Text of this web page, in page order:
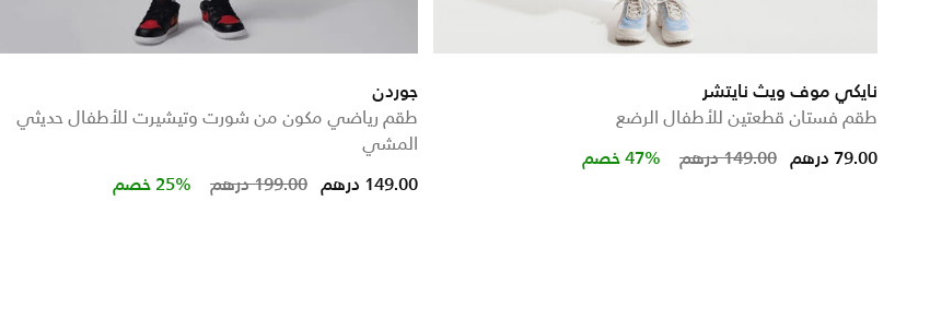
نايكي موف ويث نايتشر
طقم فستان قطعتين للأطفال الرضع
Price reduced from149.00 درهم to 79.00 درهم 47% خصم
جوردن
طقم رياضي مكون من شورت وتيشيرت للأطفال حديثي
المشي
Price reduced from
199.00 درهم to 149.00 درهم 25% خصم